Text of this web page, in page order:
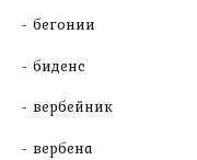
бегонии
биденс
вербейник
вербена